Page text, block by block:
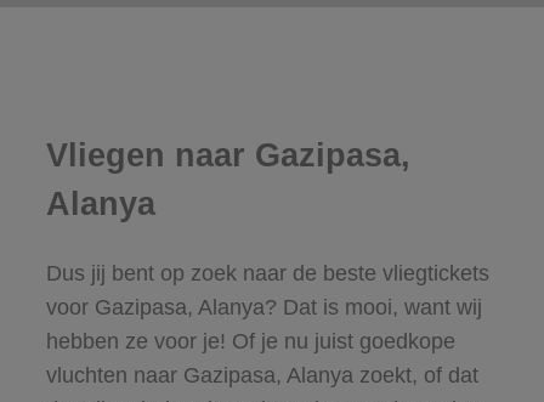
Vliegen naar Gazipasa,
Alanya
Dus jij bent op zoek naar de beste vliegtickets
voor Gazipasa, Alanya? Dat is mooi, want wij
hebben ze voor je! Of je nu juist goedkope
vluchten naar Gazipasa, Alanya zoekt, of dat